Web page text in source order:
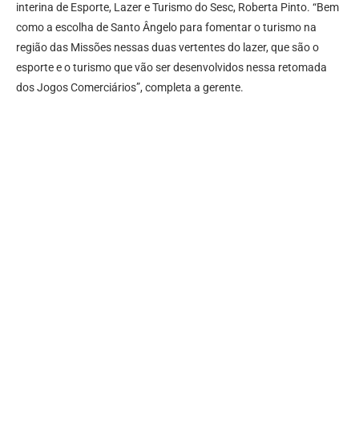
interina de Esporte, Lazer e Turismo do Sesc, Roberta Pinto. “Bem
como a escolha de Santo Ângelo para fomentar o turismo na
região das Missões nessas duas vertentes do lazer, que são o
esporte e o turismo que vão ser desenvolvidos nessa retomada
dos Jogos Comerciários”, completa a gerente.